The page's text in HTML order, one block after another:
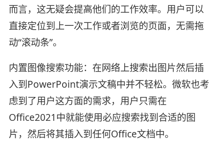
而言，这无疑会提高他们的工作效率。用户可以
直接定位到上一次工作或者浏览的页面，无需拖
动“滚动条”。
内置图像搜索功能：在网络上搜索出图片然后插
入到PowerPoint演示文稿中并不轻松。微软也考
虑到了用户这方面的需求，用户只需在
Office2021中就能使用必应搜索找到合适的图
片，然后将其插入到任何Office文档中。